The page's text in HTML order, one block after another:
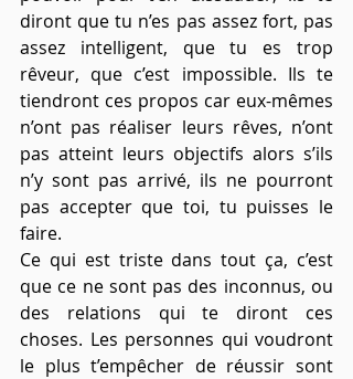
diront que tu n’es pas assez fort, pas
assez intelligent, que tu es trop
rêveur, que c’est impossible. Ils te
tiendront ces propos car eux-mêmes
n’ont pas réaliser leurs rêves, n’ont
pas atteint leurs objectifs alors s’ils
n’y sont pas arrivé, ils ne pourront
pas accepter que toi, tu puisses le
faire.
Ce qui est triste dans tout ça, c’est
que ce ne sont pas des inconnus, ou
des relations qui te diront ces
choses. Les personnes qui voudront
le plus t’empêcher de réussir sont